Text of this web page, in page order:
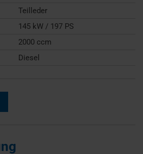
Teilleder
145 kW / 197 PS
2000 ccm
Diesel